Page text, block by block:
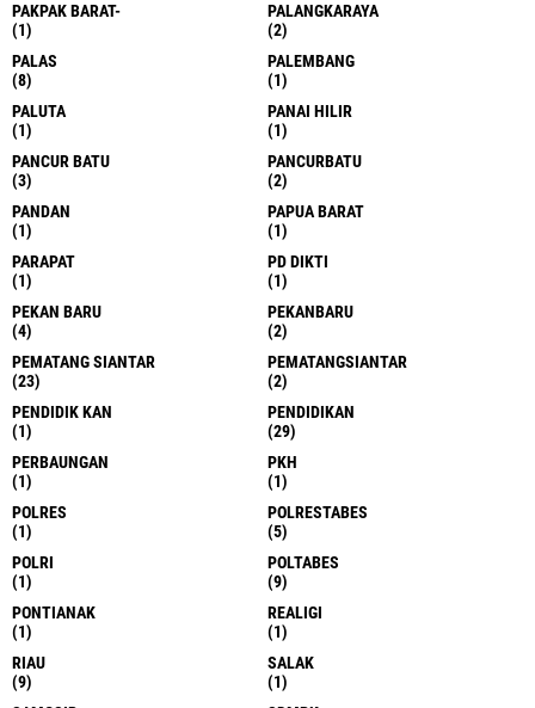
PAKPAK BARAT-
(1)
PALANGKARAYA
(2)
PALAS
(8)
PALEMBANG
(1)
PALUTA
(1)
PANAI HILIR
(1)
PANCUR BATU
(3)
PANCURBATU
(2)
PANDAN
(1)
PAPUA BARAT
(1)
PARAPAT
(1)
PD DIKTI
(1)
PEKAN BARU
(4)
PEKANBARU
(2)
PEMATANG SIANTAR
(23)
PEMATANGSIANTAR
(2)
PENDIDIK KAN
(1)
PENDIDIKAN
(29)
PERBAUNGAN
(1)
PKH
(1)
POLRES
(1)
POLRESTABES
(5)
POLRI
(1)
POLTABES
(9)
PONTIANAK
(1)
REALIGI
(1)
RIAU
(9)
SALAK
(1)